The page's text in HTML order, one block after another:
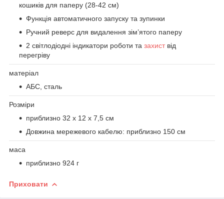
кошиків для паперу (28-42 см)
Функція автоматичного запуску та зупинки
Ручний реверс для видалення зім’ятого паперу
2 світлодіодні індикатори роботи та захиствід
перегріву
матеріал
АБС, сталь
Розміри
приблизно 32 x 12 x 7,5 см
Довжина мережевого кабелю: приблизно 150 см
маса
приблизно 924 г
Приховати